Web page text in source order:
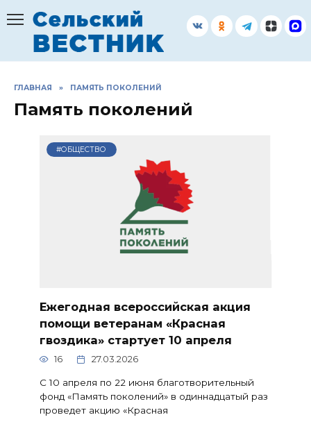
содержанию
ГЛАВНАЯ » ПАМЯТЬ ПОКОЛЕНИЙ
Память поколений
#ОБЩЕСТВО
Ежегодная всероссийская акция
помощи ветеранам «Красная
гвоздика» стартует 10 апреля
16 27.03.2026
С 10 апреля по 22 июня благотворительный
фонд «Память поколений» в одиннадцатый раз
проведет акцию «Красная